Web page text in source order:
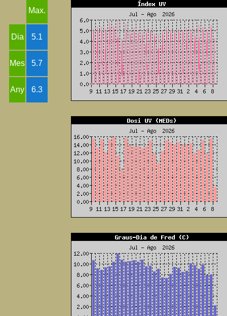
Max.
Dia 5.1
Mes 5.7
Any 6.3